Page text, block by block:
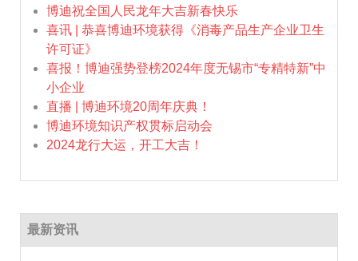
博迪祝全国人民龙年大吉新春快乐
喜讯 | 恭喜博迪环境获得《消毒产品生产企业卫生
许可证》
喜报！博迪强势登榜2024年度无锡市“专精特新”中
小企业
直播 | 博迪环境20周年庆典！
博迪环境知识产权贯标启动会
2024龙行大运，开工大吉！
最新资讯